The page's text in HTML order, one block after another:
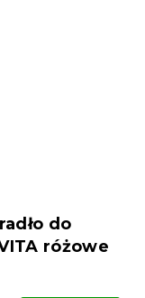
do
różowe